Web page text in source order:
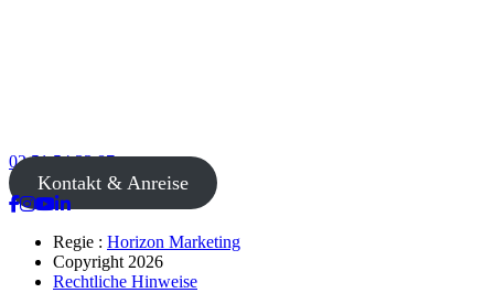
02 51 54 33 87
Kontakt & Anreise
Regie : Horizon Marketing
Copyright 2026
Rechtliche Hinweise